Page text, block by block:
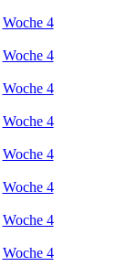
Woche 4
Woche 4
Woche 4
Woche 4
Woche 4
Woche 4
Woche 4
Woche 4